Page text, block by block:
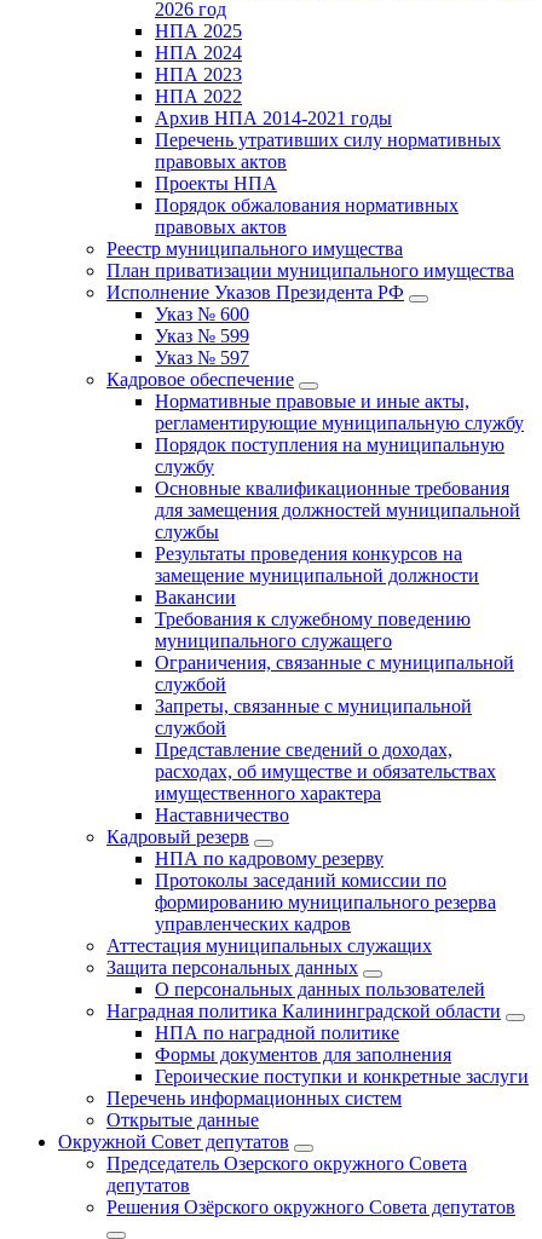
2026 год
НПА 2025
НПА 2024
НПА 2023
НПА 2022
Архив НПА 2014-2021 годы
Перечень утративших силу нормативных
правовых актов
Проекты НПА
Порядок обжалования нормативных
правовых актов
Реестр муниципального имущества
План приватизации муниципального имущества
Исполнение Указов Президента РФ
Указ № 600
Указ № 599
Указ № 597
Кадровое обеспечение
Нормативные правовые и иные акты,
регламентирующие муниципальную службу
Порядок поступления на муниципальную
службу
Основные квалификационные требования
для замещения должностей муниципальной
службы
Результаты проведения конкурсов на
замещение муниципальной должности
Вакансии
Требования к служебному поведению
муниципального служащего
Ограничения, связанные с муниципальной
службой
Запреты, связанные с муниципальной
службой
Представление сведений о доходах,
расходах, об имуществе и обязательствах
имущественного характера
Наставничество
Кадровый резерв
НПА по кадровому резерву
Протоколы заседаний комиссии по
формированию муниципального резерва
управленческих кадров
Аттестация муниципальных служащих
Защита персональных данных
О персональных данных пользователей
Наградная политика Калининградской области
НПА по наградной политике
Формы документов для заполнения
Героические поступки и конкретные заслуги
Перечень информационных систем
Открытые данные
Окружной Совет депутатов
Председатель Озерского окружного Совета
депутатов
Решения Озёрского окружного Совета депутатов